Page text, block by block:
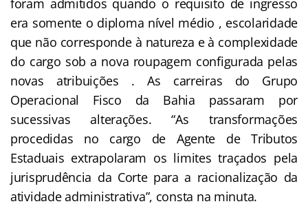
foram admitidos quando o requisito de ingresso
era somente o diploma nível médio , escolaridade
que não corresponde à natureza e à complexidade
do cargo sob a nova roupagem configurada pelas
novas atribuições . As carreiras do Grupo
Operacional Fisco da Bahia passaram por
sucessivas alterações. “As transformações
procedidas no cargo de Agente de Tributos
Estaduais extrapolaram os limites traçados pela
jurisprudência da Corte para a racionalização da
atividade administrativa”, consta na minuta.